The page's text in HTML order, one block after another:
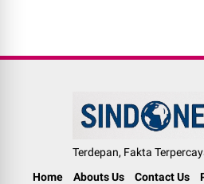
Terdepan, Fakta
Home
Abouts Us Contact Us